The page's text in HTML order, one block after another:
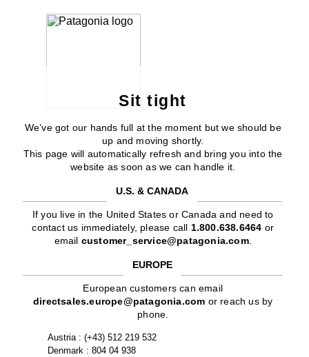
Sit tight
We’ve got our hands full at the moment but we should be
up and moving shortly.
This page will automatically refresh and bring you into the
website as soon as we can handle it.
U.S. & CANADA
If you live in the United States or Canada and need to
contact us immediately, please call 1.800.638.6464 or
email customer_service@patagonia.com.
EUROPE
European customers can email
directsales.europe@patagonia.com or reach us by
phone.
Austria : (+43) 512 219 532
Denmark : 804 04 938